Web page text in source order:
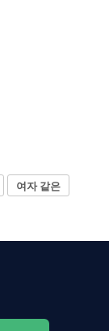
여자 같은